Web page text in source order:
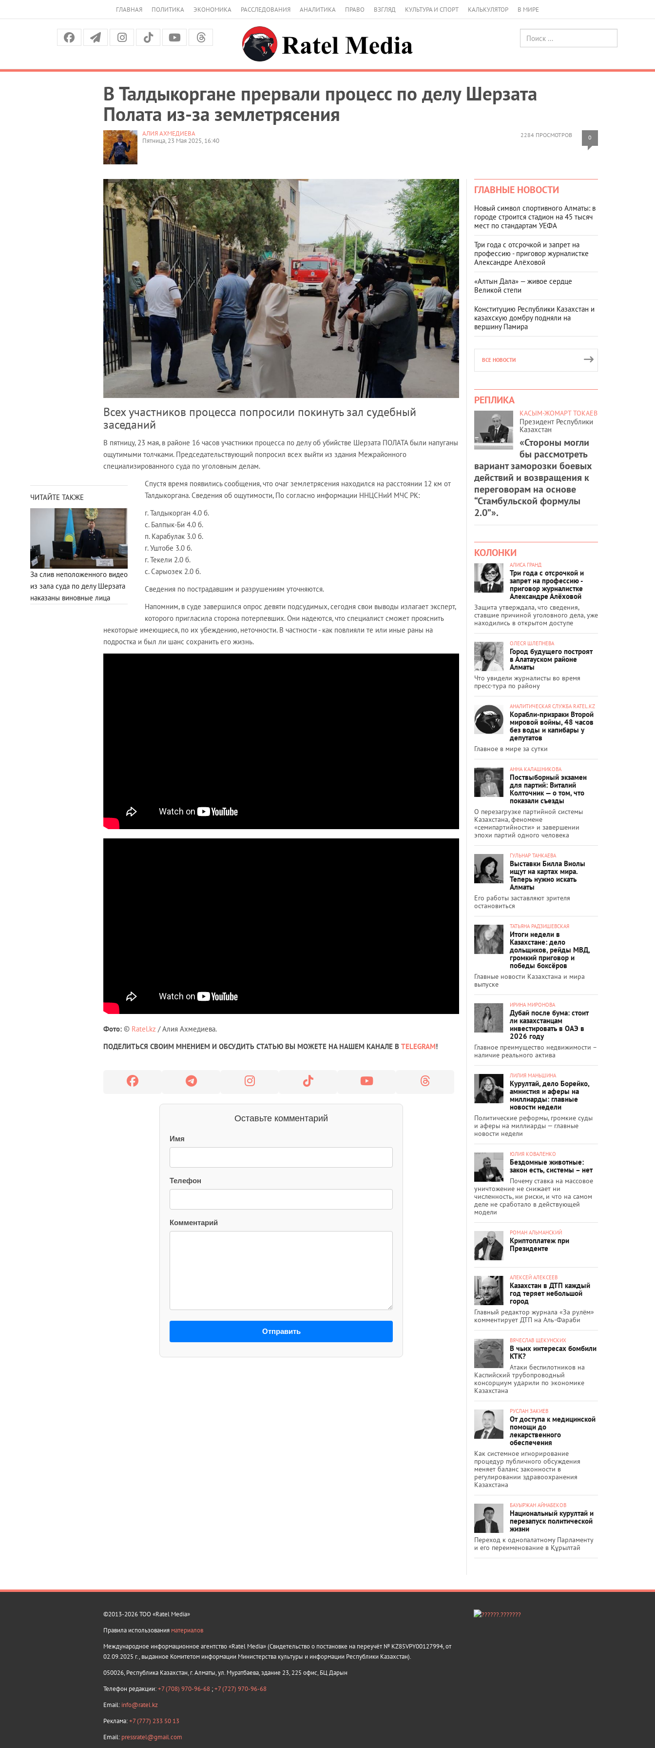
ГЛАВНАЯ ПОЛИТИКА ЭКОНОМИКА РАССЛЕДОВАНИЯ АНАЛИТИКА ПРАВО ВЗГЛЯД КУЛЬТУРА И СПОРТ КАЛЬКУЛЯТОР В МИРЕ
В Талдыкоргане прервали процесс по делу Шерзата
Полата из-за землетрясения
2284 ПРОСМОТРОВ 0
АЛИЯ АХМЕДИЕВА
Пятница, 23 Мая 2025, 16:40
Всех участников процесса попросили покинуть зал судебный
заседаний
В пятницу, 23 мая, в районе 16 часов участники процесса по делу об убийстве Шерзата ПОЛАТА были напуганы
ощутимыми толчками. Председательствующий попросил всех выйти из здания Межрайонного
специализированного суда по уголовным делам.
ЧИТАЙТЕ ТАКЖЕ
За слив неположенного видео
из зала суда по делу Шерзата
наказаны виновные лица
Спустя время появились сообщения, что очаг землетрясения находился на расстоянии 12 км от
Талдыкоргана. Сведения об ощутимости, По согласно информации ННЦСНиИ МЧС РК:
г. Талдыкорган 4.0 б.
с. Балпык-Би 4.0 б.
п. Карабулак 3.0 б.
г. Уштобе 3.0 б.
г. Текели 2.0 б.
с. Сарыозек 2.0 б.
Сведения по пострадавшим и разрушениям уточняются.
Напомним, в суде завершился опрос девяти подсудимых, сегодня свои выводы излагает эксперт,
которого пригласила сторона потерпевших. Они надеются, что специалист сможет прояснить
некоторые имеющиеся, по их убеждению, неточности. В частности - как повлияли те или иные раны на
подростка и был ли шанс сохранить его жизнь.
Фото: © Ratel.kz / Алия Ахмедиева.
ПОДЕЛИТЬСЯ СВОИМ МНЕНИЕМ И ОБСУДИТЬ СТАТЬЮ ВЫ МОЖЕТЕ НА НАШЕМ КАНАЛЕ В TELEGRAM!
Оставьте комментарий
Имя
Телефон
Комментарий
Отправить
ГЛАВНЫЕ НОВОСТИ
Новый символ спортивного Алматы: в
городе строится стадион на 45 тысяч
мест по стандартам УЕФА
Три года с отсрочкой и запрет на
профессию - приговор журналистке
Александре Алёховой
«Алтын Дала» — живое сердце
Великой степи
Конституцию Республики Казахстан и
казахскую домбру подняли на
вершину Памира
ВСЕ НОВОСТИ
РЕПЛИКА
КАСЫМ-ЖОМАРТ ТОКАЕВ
Президент Республики
Казахстан
«Стороны могли
бы рассмотреть
вариант заморозки боевых
действий и возвращения к
переговорам на основе
“Стамбульской формулы
2.0”».
КОЛОНКИ
АЛИСА ГРАНД
Три года с отсрочкой и
запрет на профессию -
приговор журналистке
Александре Алёховой
Защита утверждала, что сведения,
ставшие причиной уголовного дела, уже
находились в открытом доступе
ОЛЕСЯ ШЛЕПНЕВА
Город будущего построят
в Алатауском районе
Алматы
Что увидели журналисты во время
пресс-тура по району
АНАЛИТИЧЕСКАЯ СЛУЖБА RATEL.KZ
Корабли-призраки Второй
мировой войны, 48 часов
без воды и капибары у
депутатов
Главное в мире за сутки
АННА КАЛАШНИКОВА
Поствыборный экзамен
для партий: Виталий
Колточник — о том, что
показали съезды
О перезагрузке партийной системы
Казахстана, феномене
«семипартийности» и завершении
эпохи партий одного человека
ГУЛЬНАР ТАНКАЕВА
Выставки Билла Виолы
ищут на картах мира.
Теперь нужно искать
Алматы
Его работы заставляют зрителя
остановиться
ТАТЬЯНА РАДЗИШЕВСКАЯ
Итоги недели в
Казахстане: дело
дольщиков, рейды МВД,
громкий приговор и
победы боксёров
Главные новости Казахстана и мира
выпуске
ИРИНА МИРОНОВА
Дубай после бума: стоит
ли казахстанцам
инвестировать в ОАЭ в
2026 году
Главное преимущество недвижимости –
наличие реального актива
ЛИЛИЯ МАНЬШИНА
Курултай, дело Борейко,
амнистия и аферы на
миллиарды: главные
новости недели
Политические реформы, громкие суды
и аферы на миллиарды — главные
новости недели
ЮЛИЯ КОВАЛЕНКО
Бездомные животные:
закон есть, системы – нет
Почему ставка на массовое
уничтожение не снижает ни
численность, ни риски, и что на самом
деле не сработало в действующей
модели
РОМАН АЛЬМАНСКИЙ
Криптоплатеж при
Президенте
АЛЕКСЕЙ АЛЕКСЕЕВ
Казахстан в ДТП каждый
год теряет небольшой
город
Главный редактор журнала «За рулём»
комментирует ДТП на Аль-Фараби
ВЯЧЕСЛАВ ЩЕКУНСКИХ
В чьих интересах бомбили
КТК?
Атаки беспилотников на
Каспийский трубопроводный
консорциум ударили по экономике
Казахстана
РУСЛАН ЗАКИЕВ
От доступа к медицинской
помощи до
лекарственного
обеспечения
Как системное игнорирование
процедур публичного обсуждения
меняет баланс законности в
регулировании здравоохранения
Казахстана
БАУЫРЖАН АЙНАБЕКОВ
Национальный курултай и
перезапуск политической
жизни
Переход к однопалатному Парламенту
и его переименование в Құрылтай
©2013-2026 ТОО «Ratel Media»
Правила использования материалов
Международное информационное агентство «Ratel Media» (Свидетельство о постановке на переучёт № KZ85VPY00127994, от
02.09.2025 г., выданное Комитетом информации Министерства культуры и информации Республики Казахстан).
050026, Республика Казахстан, г. Алматы, ул. Муратбаева, здание 23, 225 офис, БЦ Дарын
Телефон редакции:+7 (708) 970-96-68 ;+7 (727) 970-96-68
Email: info@ratel.kz
Реклама:+7 (777) 233 50 13
Email: pressratel@gmail.com